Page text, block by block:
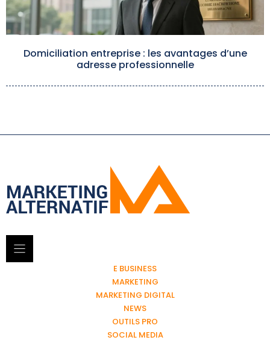
Domiciliation entreprise : les avantages d’une
adresse professionnelle
E BUSINESS
MARKETING
MARKETING DIGITAL
NEWS
OUTILS PRO
SOCIAL MEDIA